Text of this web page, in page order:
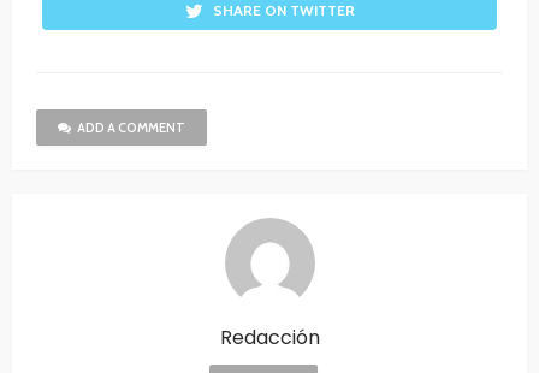
SHARE ON TWITTER
ADD A COMMENT
Redacción